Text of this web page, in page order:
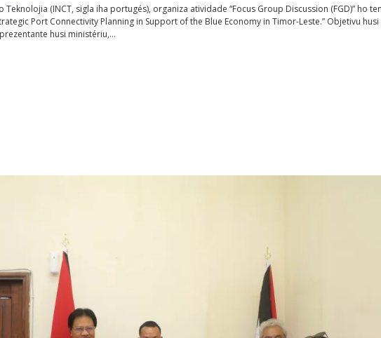
(INCT, sigla iha portugés), organiza atividade “Focus Group Discussion (FGD)” ho
Port Connectivity Planning in Support of the Blue Economy in Timor-Leste.” Objetivu husi
husi ministériu,…